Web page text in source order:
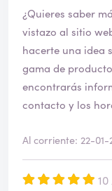
¿Quieres saber más
vistazo al sitio
hacerte una idea
gama de productos que
encontrarás
contacto y los
Al corriente: 22-01-